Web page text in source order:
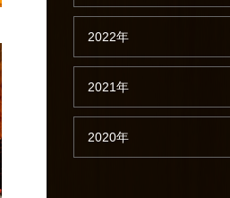
2022年
2021年
2020年